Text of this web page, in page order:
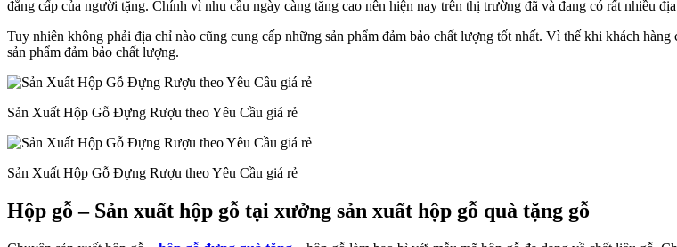
đẳng cấp của người tặng. Chính vì nhu cầu ngày càng tăng cao nên hiện nay trên thị trường đã và đang có rất nhiều
Tuy nhiên không phải địa chỉ nào cũng cung cấp những sản phẩm đảm bảo chất lượng tốt nhất. Vì thế khi khách
sản phẩm đảm bảo chất lượng.
Sản Xuất Hộp Gỗ Đựng Rượu theo Yêu Cầu giá rẻ
Sản Xuất Hộp Gỗ Đựng Rượu theo Yêu Cầu giá rẻ
Hộp gỗ – Sản xuất hộp gỗ tại xưởng sản xuất hộp gỗ quà tặng gỗ